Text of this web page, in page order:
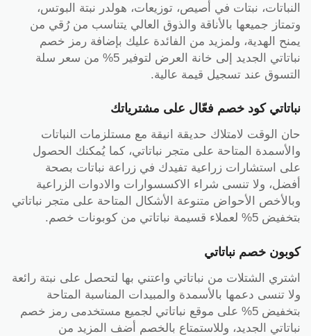
النباتات، نبتات في أصيص، توزيعات، هولدر نبتة البوتس،
وتمتاز جميعها بالأناقة والذوق العالي يتناسب من رُقي من
يمنح الهدية، ولمزيد من الفائدة عليك بإضافة رمز خصم
نباتاتي الجديد إلى خانة العرض لتوفير 5% من سعر سلة
التسوق عند تسجيل قيمة عالية.
نباتاتي كود خصم فعّال على مشترياتك
حان الوقت لامتلاك حديقة انيقة مع مستلزمات النباتات
والأسمدة المتاحة على متجر نباتاتي، كما يُمكنك الحصول
على استشارات زراعية تفيدك في زراعة نباتات بصحة
أفضل، ولا تنسى شراء الاكسسوارات والادوات الزراعية
وبالأخص الأحواض متنوعة الأشكال المتاحة على متجر نباتاتي
بتخفيض 5% لعملاء قسيمة نباتاتي من كوبونات خصم.
كوبون خصم نباتاتي
اشتري الشتلات من نباتاتي واعتني بها لتحصل على نبتة رائعة
ولا تنسى دعمها بالأسمدة والمبيدات المناسبة المتاحة
بتخفيض 5% على موقع نباتاتي لجميع مستخدمى رمز خصم
نباتاتي الجديد، وللاستمتاع بالخصم أضف المزيد من